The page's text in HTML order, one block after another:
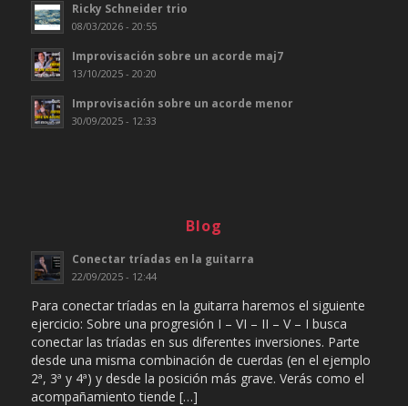
Ricky Schneider trio
08/03/2026 - 20:55
Improvisación sobre un acorde maj7
13/10/2025 - 20:20
Improvisación sobre un acorde menor
30/09/2025 - 12:33
Blog
Conectar tríadas en la guitarra
22/09/2025 - 12:44
Para conectar tríadas en la guitarra haremos el siguiente
ejercicio: Sobre una progresión I – VI – II – V – I busca
conectar las tríadas en sus diferentes inversiones. Parte
desde una misma combinación de cuerdas (en el ejemplo
2ª, 3ª y 4ª) y desde la posición más grave. Verás como el
acompañamiento tiende […]